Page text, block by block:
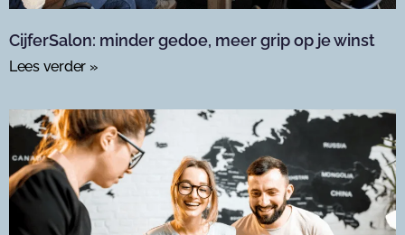
CijferSalon: minder gedoe, meer grip op je winst
Lees verder »